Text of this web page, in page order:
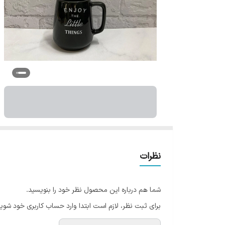
نظرات
شما هم درباره این محصول نظر خود را بنویسید.
برای ثبت نظر، لازم است ابتدا وارد حساب کاربری خود